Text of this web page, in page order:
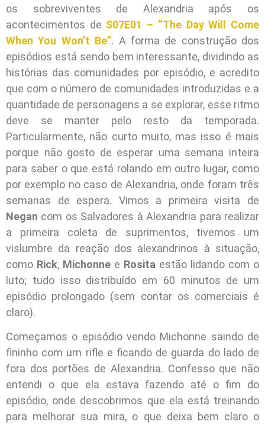
os sobreviventes de Alexandria após os
acontecimentos de S07E01 – “The Day Will Come
When You Won’t Be”. A forma de construção dos
episódios está sendo bem interessante, dividindo as
histórias das comunidades por episódio, e acredito
que com o número de comunidades introduzidas e a
quantidade de personagens a se explorar, esse ritmo
deve se manter pelo resto da temporada.
Particularmente, não curto muito, mas isso é mais
porque não gosto de esperar uma semana inteira
para saber o que está rolando em outro lugar, como
por exemplo no caso de Alexandria, onde foram três
semanas de espera. Vimos a primeira visita de
Negan com os Salvadores à Alexandria para realizar
a primeira coleta de suprimentos, tivemos um
vislumbre da reação dos alexandrinos à situação,
como Rick, Michonne e Rosita estão lidando com o
luto; tudo isso distribuído em 60 minutos de um
episódio prolongado (sem contar os comerciais é
claro).
Começamos o episódio vendo Michonne saindo de
fininho com um rifle e ficando de guarda do lado de
fora dos portões de Alexandria. Confesso que não
entendi o que ela estava fazendo até o fim do
episódio, onde descobrimos que ela está treinando
para melhorar sua mira, o que deixa bem claro o